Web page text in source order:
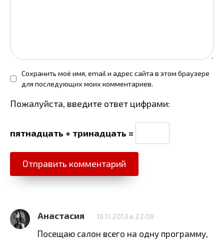
Сохранить моё имя, email и адрес сайта в этом браузере
для последующих моих комментариев.
Пожалуйста, введите ответ цифрами:
пятнадцать + тринадцать =
Анастасия 16.11.2013 в 22:08
Посещаю салон всего на одну программу,